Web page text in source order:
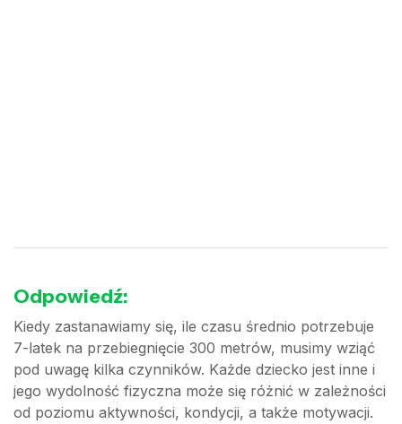
Odpowiedź:
Kiedy zastanawiamy się, ile czasu średnio potrzebuje
7-latek na przebiegnięcie 300 metrów, musimy wziąć
pod uwagę kilka czynników. Każde dziecko jest inne i
jego wydolność fizyczna może się różnić w zależności
od poziomu aktywności, kondycji, a także motywacji.